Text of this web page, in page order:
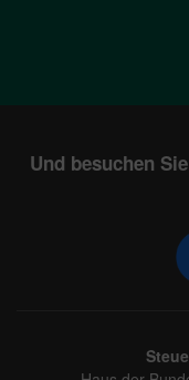
Und besuchen